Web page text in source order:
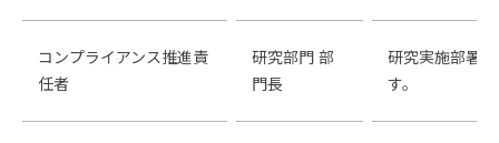
コンプライアンス推進責
任者
研究部門 部
門長
研究実施部署
す。